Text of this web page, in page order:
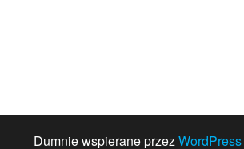
Dumnie wspierane przezWordPress